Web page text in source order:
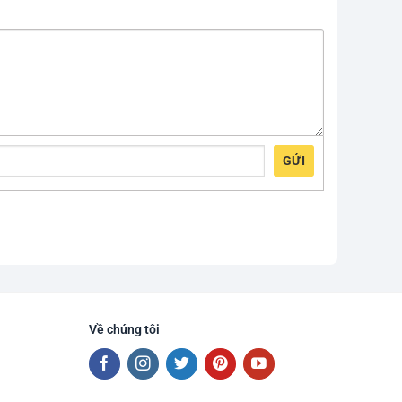
GỬI
Về chúng tôi